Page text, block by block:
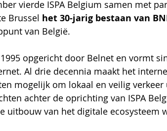
vierde ISPA Belgium samen met
Brussel het 30-jarig bestaan van
van België.
opgericht door Belnet en vormt
Al drie decennia maakt het
mogelijk om lokaal en veilig
achter de oprichting van ISPA
uitbouw van het digitale ecosysteem